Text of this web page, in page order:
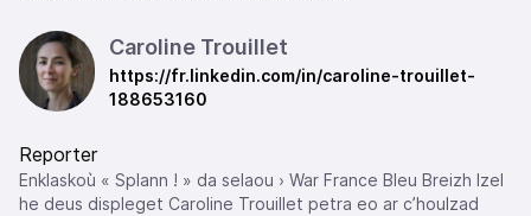
Caroline Trouillet
https://fr.linkedin.com/in/caroline-trouillet-
188653160
Reporter
Enklaskoù « Splann ! » da selaou › War France Bleu Breizh Izel
he deus displeget Caroline Trouillet petra eo ar c’houlzad